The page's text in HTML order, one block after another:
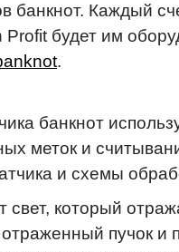
банкнот. Каждый
Profit будет им
.
банкнот
меток и
и схемы
свет, который
пучок и